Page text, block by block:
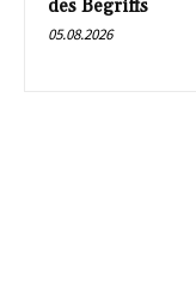
des Begriffs
05.08.2026